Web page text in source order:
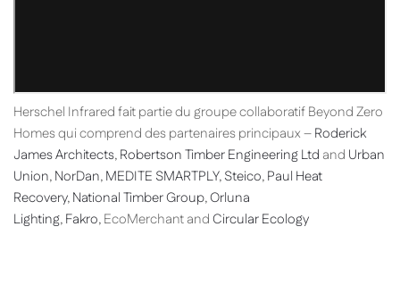
Herschel Infrared fait partie du groupe collaboratif Beyond Zero
Homes qui comprend des partenaires principaux –Roderick
James Architects,Robertson Timber Engineering Ltd and Urban
Union,NorDan,MEDITE SMARTPLY,Steico,Paul Heat
Recovery,National Timber Group,Orluna
Lighting,Fakro,EcoMerchantandCircular Ecology